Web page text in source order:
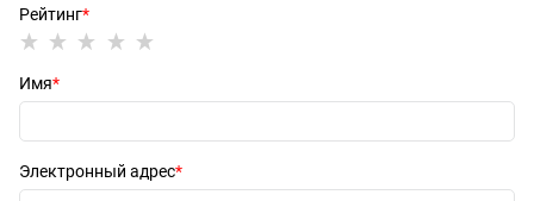
Рейтинг
Имя
Электронный адрес